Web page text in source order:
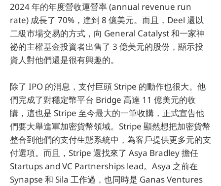
2024 年的年度營收運營率 (annual revenue run
rate) 成長了 70%，達到 8 億美元。而且，Deel 還以
二級市場交易的方式，向 General Catalyst 和一家神
祕的主權基金投資者出售了 3 億美元的股份，顯示投
資人對他們還是很有興趣的。
除了 IPO 的消息，支付巨頭 Stripe 的動作也很大。他
們完成了對穩定幣平台 Bridge 高達 11 億美元的收
購，這也是 Stripe 至今最大的一筆收購，正式宣告他
們要大舉進軍加密貨幣領域。Stripe 顯然想把加密貨幣
整合到他們的支付生態系統中，為客戶提供更多元的支
付選項。而且，Stripe 還找來了 Asya Bradley 擔任
Startups and VC Partnerships lead。Asya 之前在
Synapse 和 Sila 工作過，也同時是 Ganas Ventures